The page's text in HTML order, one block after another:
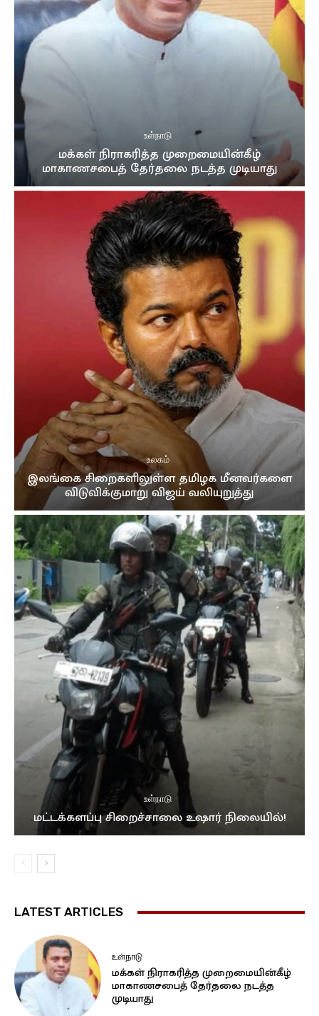
வரவேற்பு
நான் மருத்துவராக வேண்டும்! ஊடகங்களிடம் மனம்
உள்நாடு
மக்கள் நிராகரித்த முறைமையின்கீழ்
மாகாணசபைத் தேர்தலை நடத்த முடியாது
உலகம்
இலங்கை சிறைகளிலுள்ள தமிழக மீனவர்களை
விடுவிக்குமாறு விஜய் வலியுறுத்து
உள்நாடு
மட்டக்களப்பு சிறைச்சாலை உஷார் நிலையில்!
LATEST ARTICLES
உள்நாடு
மக்கள் நிராகரித்த முறைமையின்கீழ்
மாகாணசபைத் தேர்தலை நடத்த
முடியாது